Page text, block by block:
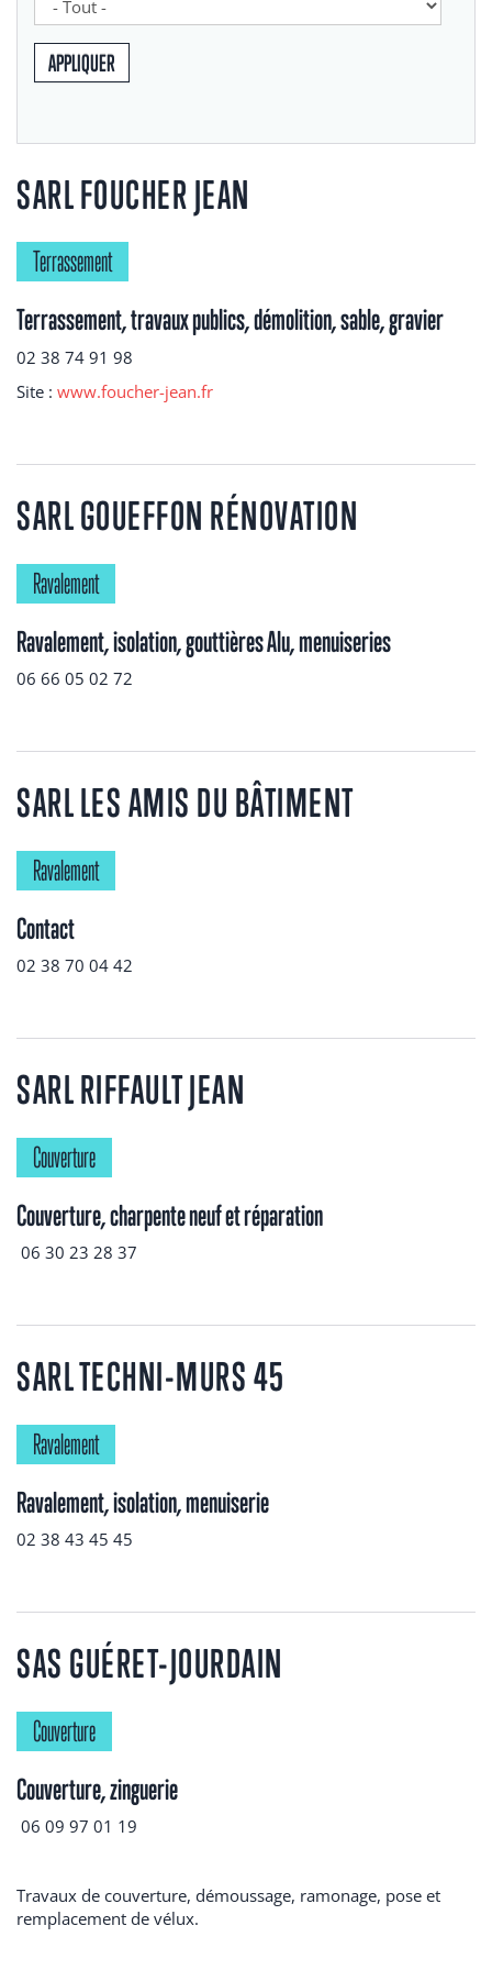
APPLIQUER
SARL FOUCHER JEAN
Terrassement
Terrassement, travaux publics, démolition, sable, gravier
02 38 74 91 98
Site : www.foucher-jean.fr
SARL GOUEFFON RÉNOVATION
Ravalement
Ravalement, isolation, gouttières Alu, menuiseries
06 66 05 02 72
SARL LES AMIS DU BÂTIMENT
Ravalement
Contact
02 38 70 04 42
SARL RIFFAULT JEAN
Couverture
Couverture, charpente neuf et réparation
06 30 23 28 37
SARL TECHNI-MURS 45
Ravalement
Ravalement, isolation, menuiserie
02 38 43 45 45
SAS GUÉRET-JOURDAIN
Couverture
Couverture, zinguerie
06 09 97 01 19
Travaux de couverture, démoussage, ramonage, pose et
remplacement de vélux.